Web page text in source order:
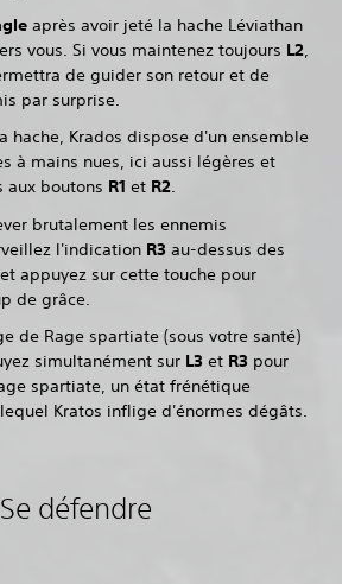
après avoir jeté la hache Léviathan
vous. Si vous maintenez toujours L2,
de guider son retour et de
par surprise.
hache, Krados dispose d'un ensemble
à mains nues, ici aussi légères et
aux boutons R1 et R2‎.
brutalement les ennemis
l'indication R3 au-dessus des
appuyez sur cette touche pour
de grâce.
de Rage spartiate (sous votre santé)
simultanément sur L3 et R3 pour
spartiate, un état frénétique
Kratos inflige d'énormes dégâts.
Se défendre